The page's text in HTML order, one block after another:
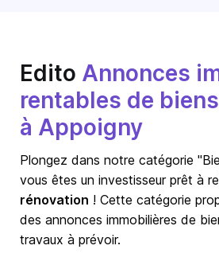
Edito Annonces
rentables de
à Appoigny
Plongez dans notre catégorie
vous êtes un investisseur prêt à
rénovation ! Cette catégorie
des annonces immobilières de
travaux à prévoir.